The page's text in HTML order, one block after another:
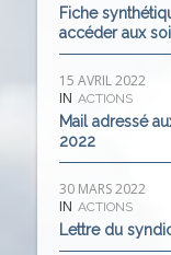
Fiche
accéder aux
15 AVRIL 2022
IN ACTIONS
Mail adressé
2022
30 MARS 2022
IN ACTIONS
Lettre du